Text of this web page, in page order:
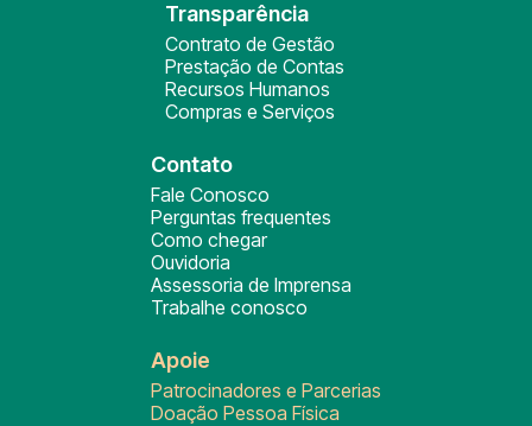
Transparência
Contrato de Gestão
Prestação de Contas
Recursos Humanos
Compras e Serviços
Contato
Fale Conosco
Perguntas frequentes
Como chegar
Ouvidoria
Assessoria de Imprensa
Trabalhe conosco
Apoie
Patrocinadores e Parcerias
Doação Pessoa Física